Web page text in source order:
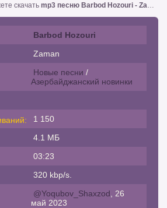
скачать mp3 песню Barbod Hozouri - Zaman
Barbod Hozouri
Zaman
Новые песни /
Азербайджанский новинки
1 150
4.1 МБ
03:23
320 kbp/s.
@Yoqubov_Shaxzod , 26
май 2023